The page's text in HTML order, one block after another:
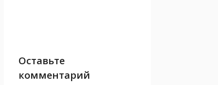
Оставьте
комментарий